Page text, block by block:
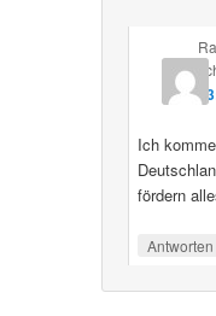
Ich
fördern
Antworten